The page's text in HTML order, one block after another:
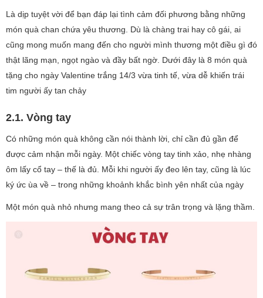
Là dịp tuyệt vời để bạn đáp lại tình cảm đối phương bằng những
món quà chan chứa yêu thương. Dù là chàng trai hay cô gái, ai
cũng mong muốn mang đến cho người mình thương một điều gì đó
thật lãng mạn, ngọt ngào và đầy bất ngờ. Dưới đây là 8 món quà
tặng cho ngày Valentine trắng 14/3 vừa tinh tế, vừa dễ khiến trái
tim người ấy tan chảy
2.1. Vòng tay
Có những món quà không cần nói thành lời, chỉ cần đủ gần để
được cảm nhận mỗi ngày. Một chiếc vòng tay tinh xảo, nhẹ nhàng
ôm lấy cổ tay – thế là đủ. Mỗi khi người ấy đeo lên tay, cũng là lúc
ký ức ùa về – trong những khoảnh khắc bình yên nhất của ngày
Một món quà nhỏ nhưng mang theo cả sự trân trọng và lặng thầm.